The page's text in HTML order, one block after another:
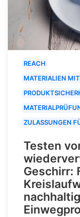
REACH
MATERIALIEN
ZULASSUNGEN
Testen
Geschirr: